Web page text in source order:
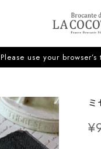
Please use your
ミ